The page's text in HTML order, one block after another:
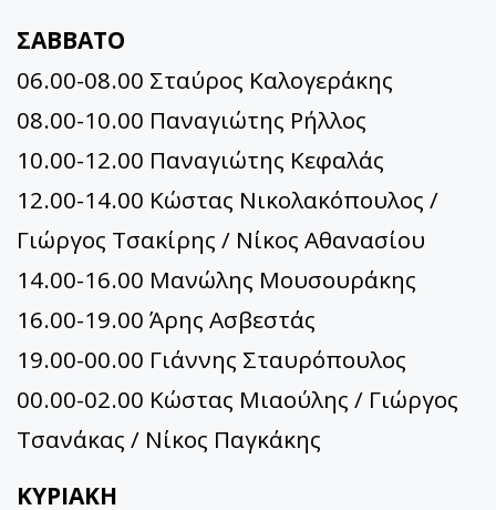
ΣΑΒΒΑΤΟ
06.00-08.00 Σταύρος Καλογεράκης
08.00-10.00 Παναγιώτης Ρήλλος
10.00-12.00 Παναγιώτης Κεφαλάς
12.00-14.00 Κώστας Νικολακόπουλος /
Γιώργος Τσακίρης / Νίκος Αθανασίου
14.00-16.00 Μανώλης Μουσουράκης
16.00-19.00 Άρης Ασβεστάς
19.00-00.00 Γιάννης Σταυρόπουλος
00.00-02.00 Κώστας Μιαούλης / Γιώργος
Τσανάκας / Νίκος Παγκάκης
ΚΥΡΙΑΚΗ